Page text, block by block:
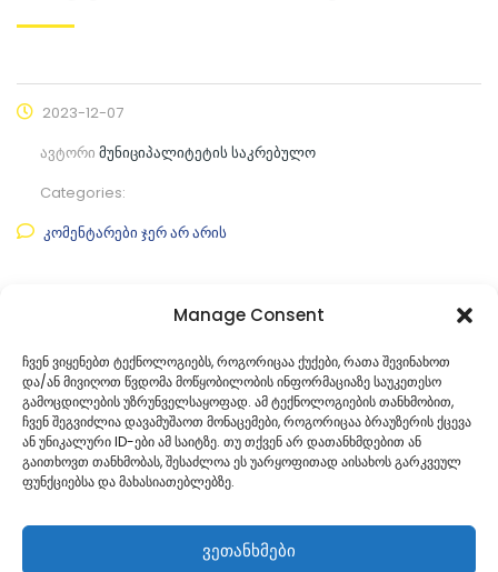
Manage Consent
ჩვენ ვიყენებთ ტექნოლოგიებს, როგორიცაა ქუქები, რათა შევინახოთ
და/ან მივიღოთ წვდომა მოწყობილობის ინფორმაციაზე საუკეთესო
გამოცდილების უზრუნველსაყოფად. ამ ტექნოლოგიების თანხმობით,
ჩვენ შეგვიძლია დავამუშაოთ მონაცემები, როგორიცაა ბრაუზერის ქცევა
ან უნიკალური ID-ები ამ საიტზე. თუ თქვენ არ დათანხმდებით ან
გაითხოვთ თანხმობას, შესაძლოა ეს უარყოფითად აისახოს გარკვეულ
ფუნქციებსა და მახასიათებლებზე.
ვეთანხმები
2023-12-07
ავტორი მუნიციპალიტეტის საკრებულო
Categories:
კომენტარები ჯერ არ არის
ფაილის ნახვა
ფაილის ტიპი:pdf
კატეგორიასაკრებულოს პროექტები